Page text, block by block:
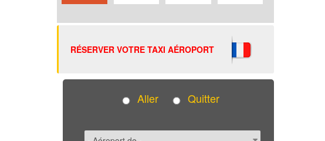
RÉSERVER VOTRE TAXI AÉROPORT
Aller Quitter